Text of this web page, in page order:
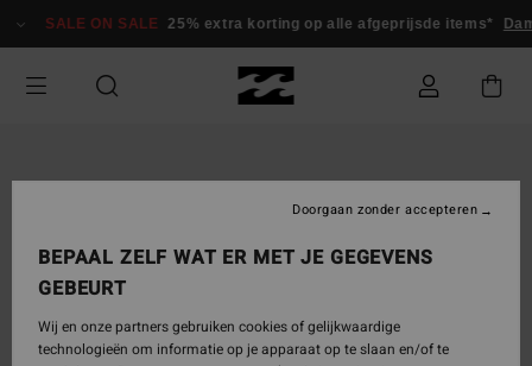
naar
SALE ON SALE 25% extra korting op alle afgeprijsde items*
BEPAAL ZELF WAT ER MET JE GEGEVENS
GEBEURT
Wij en onze partners gebruiken cookies of gelijkwaardige
technologieën om informatie op je apparaat op te slaan en/of te
Doorgaan zonder accepteren